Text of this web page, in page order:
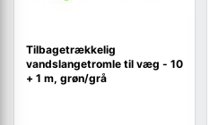
Tilbagetrækkelig
vandslangetromle til væg - 10
+ 1 m, grøn/grå